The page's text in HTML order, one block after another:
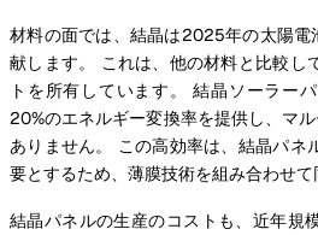
材料の面では、結晶は2025年の太陽電
献します。 これは、他の材料と比較し
トを所有しています。 結晶ソーラー
20%のエネルギー変換率を提供し、マ
ありません。 この高効率は、結晶パネ
要とするため、薄膜技術を組み合わせて
結晶パネルの生産のコストも、近年規